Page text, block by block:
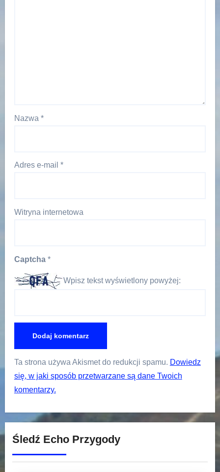
Nazwa *
Adres e-mail *
Witryna internetowa
Captcha *
Wpisz tekst wyświetlony powyżej:
Ta strona używa Akismet do redukcji spamu. Dowiedz
się, w jaki sposób przetwarzane są dane Twoich
komentarzy.
Śledź Echo Przygody